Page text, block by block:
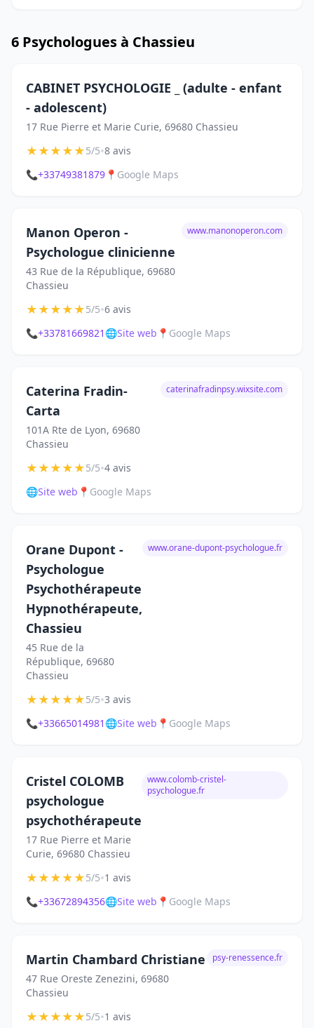
6 Psychologues à Chassieu
CABINET PSYCHOLOGIE _ (adulte - enfant
- adolescent)
17 Rue Pierre et Marie Curie, 69680 Chassieu
★★★★★5/5•8 avis
📞+33749381879 📍 Google Maps
Manon Operon -
Psychologue clinicienne
43 Rue de la République, 69680
Chassieu
www.manonoperon.com
★★★★★5/5•6 avis
📞+33781669821 🌐Site web 📍 Google Maps
Caterina Fradin-
Carta
101A Rte de Lyon, 69680
Chassieu
caterinafradinpsy.wixsite.com
★★★★★5/5•4 avis
🌐Site web 📍 Google Maps
Orane Dupont -
Psychologue
Psychothérapeute
Hypnothérapeute,
Chassieu
45 Rue de la
République, 69680
Chassieu
www.orane-dupont-psychologue.fr
★★★★★5/5•3 avis
📞+33665014981 🌐Site web 📍 Google Maps
Cristel COLOMB
psychologue
psychothérapeute
17 Rue Pierre et Marie
Curie, 69680 Chassieu
www.colomb-cristel-
psychologue.fr
★★★★★5/5•1 avis
📞+33672894356🌐Site web 📍 Google Maps
Martin Chambard Christiane
47 Rue Oreste Zenezini, 69680
Chassieu
psy-renessence.fr
★★★★★5/5•1 avis